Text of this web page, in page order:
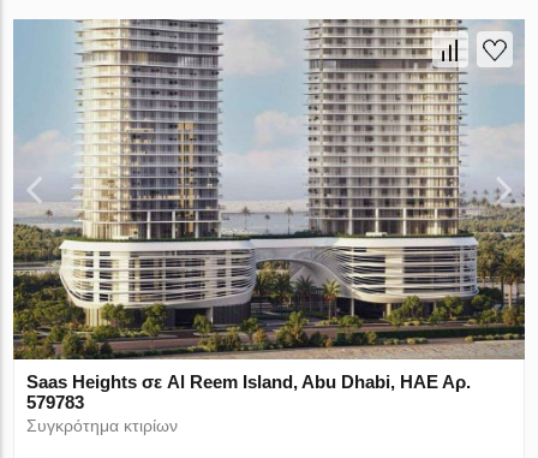
Saas Heights σε Al Reem Island, Abu Dhabi, ΗΑΕ Αρ.
579783
Συγκρότημα κτιρίων